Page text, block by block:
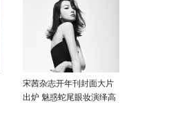
宋茜杂志开年刊封面大片
出炉 魅惑蛇尾眼妆演绎高